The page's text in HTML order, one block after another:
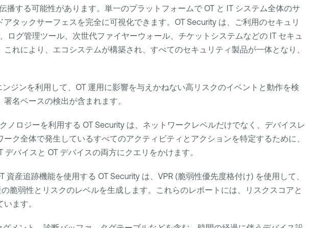
する可能性があります。単一のプラットフォームで OT と IT システム全体のサ
タックサーフェスを完全に可視化できます。 OT Securityは、ご利用のセキュリ
ログ管理ツール、次世代ファイヤーウォール、チケットシステムなどの IT セキュ
れにより、エコシステムが構築され、すべてのセキュリティ製品が一体となり、
ジンを利用して、OT 運用に影響を与えかねない高リスクのイベントと動作を検
名ベースの検出が含まれます。
ノロジーを利用する OT Securityは、ネットワークレベルだけでなく、デバイスレ
ク全体で発生しているすべてのアクティビティとアクションを特定するために、
バイスと OT デバイスの両方にクエリをかけます。
資産追跡機能を使用する OT Securityは、 VPR (脆弱性優先度格付け) を使用して、
脆弱性とリスクのレベルを生成します。これらのレポートには、リスクスコアと
ます。